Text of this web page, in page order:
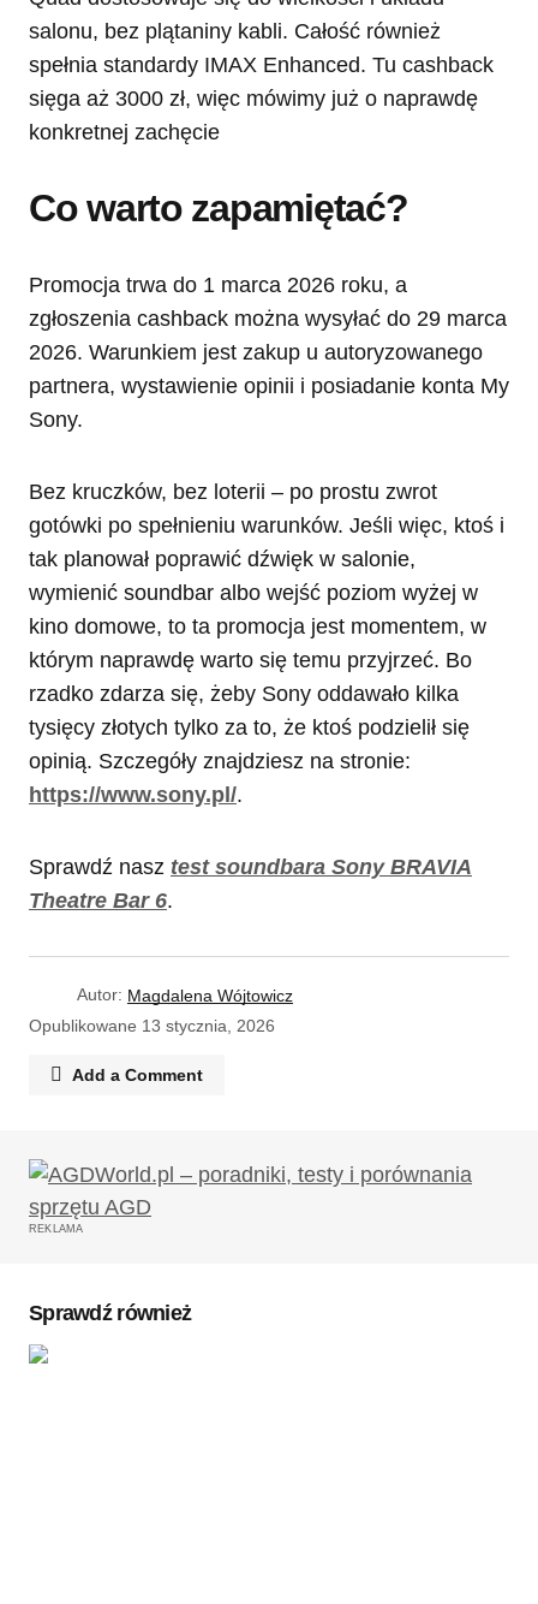
salonu, bez plątaniny kabli. Całość również
spełnia standardy IMAX Enhanced. Tu cashback
sięga aż 3000 zł, więc mówimy już o naprawdę
konkretnej zachęcie
Co warto zapamiętać?
Promocja trwa do 1 marca 2026 roku, a
zgłoszenia cashback można wysyłać do 29 marca
2026. Warunkiem jest zakup u autoryzowanego
partnera, wystawienie opinii i posiadanie konta My
Sony.
Bez kruczków, bez loterii – po prostu zwrot
gotówki po spełnieniu warunków. Jeśli więc, ktoś i
tak planował poprawić dźwięk w salonie,
wymienić soundbar albo wejść poziom wyżej w
kino domowe, to ta promocja jest momentem, w
którym naprawdę warto się temu przyjrzeć. Bo
rzadko zdarza się, żeby Sony oddawało kilka
tysięcy złotych tylko za to, że ktoś podzielił się
opinią. Szczegóły znajdziesz na stronie:
https://www.sony.pl/.
Sprawdź nasz test soundbara Sony BRAVIA
Theatre Bar 6.
Autor: Magdalena Wójtowicz
Opublikowane 13 stycznia, 2026
Add a Comment
Twój adres email nie zostanie opublikowany.
Wymagane pola są oznaczone
REKLAMA
Sprawdź również